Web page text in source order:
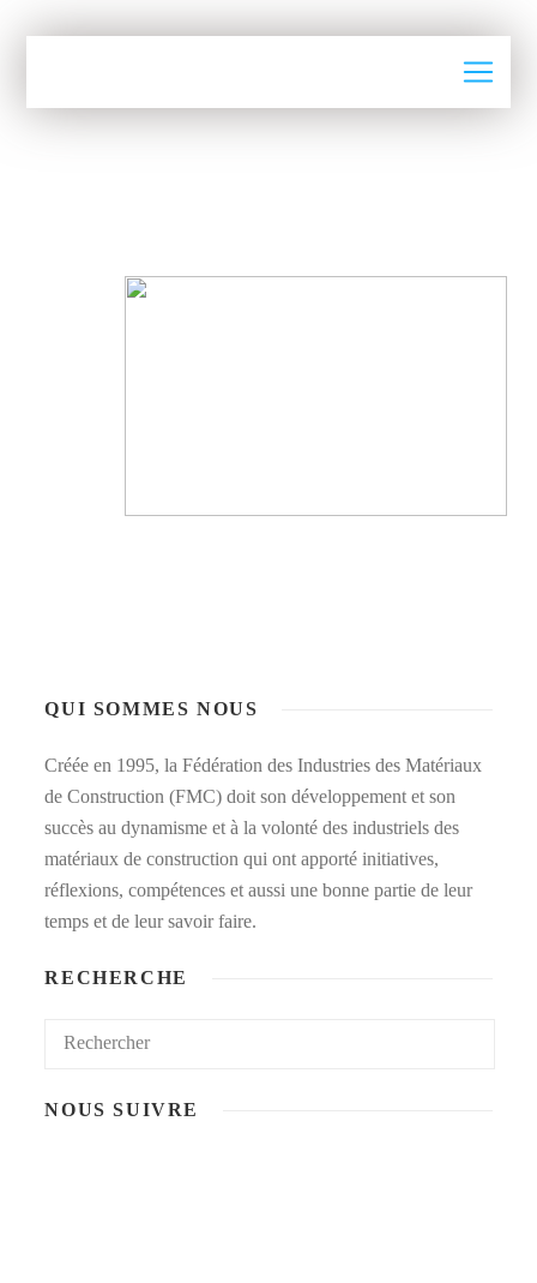
QUI SOMMES NOUS
Créée en 1995, la Fédération des Industries des Matériaux
de Construction (FMC) doit son développement et son
succès au dynamisme et à la volonté des industriels des
matériaux de construction qui ont apporté initiatives,
réflexions, compétences et aussi une bonne partie de leur
temps et de leur savoir faire.
RECHERCHE
NOUS SUIVRE